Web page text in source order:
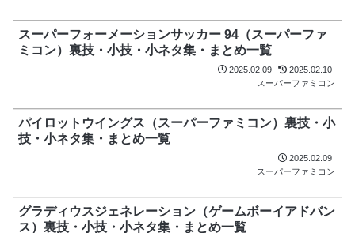
スーパーフォーメーションサッカー 94（スーパーファ
ミコン）裏技・小技・小ネタ集・まとめ一覧
2025.02.09
2025.02.10
スーパーファミコン
パイロットウイングス（スーパーファミコン）裏技・小
技・小ネタ集・まとめ一覧
2025.02.09
スーパーファミコン
グラディウスジェネレーション（ゲームボーイアドバン
ス）裏技・小技・小ネタ集・まとめ一覧